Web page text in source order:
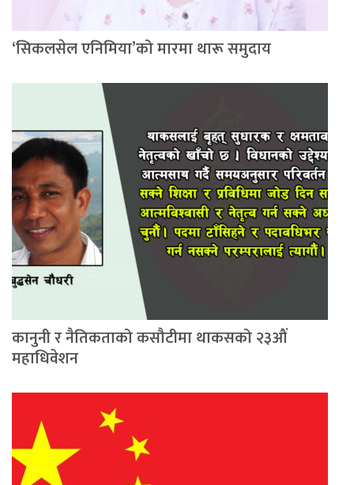
‘सिकलसेल एनिमिया’को मारमा थारू समुदाय
कानुनी र नैतिकताको कसौटीमा थाकसको २३औं
महाधिवेशन